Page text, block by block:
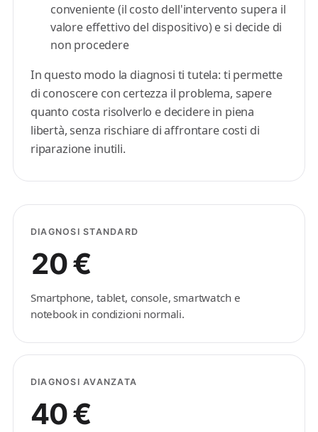
conveniente (il costo dell'intervento supera il
valore effettivo del dispositivo) e si decide di
non procedere
In questo modo la diagnosi ti tutela: ti permette
di conoscere con certezza il problema, sapere
quanto costa risolverlo e decidere in piena
libertà, senza rischiare di affrontare costi di
riparazione inutili.
DIAGNOSI STANDARD
20 €
Smartphone, tablet, console, smartwatch e
notebook in condizioni normali.
DIAGNOSI AVANZATA
40 €